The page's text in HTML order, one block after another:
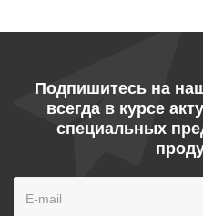
Подпишитесь на
всегда в курсе
специальных